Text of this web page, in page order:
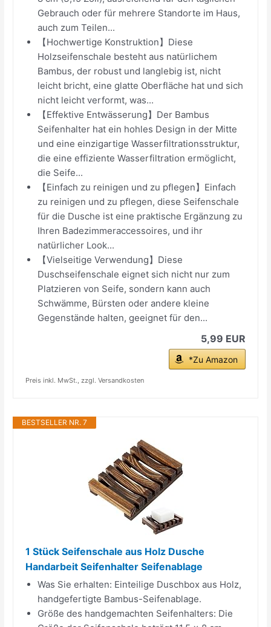
Gebrauch oder für mehrere Standorte im Haus,
auch zum Teilen...
【Hochwertige Konstruktion】Diese
Holzseifenschale besteht aus natürlichem
Bambus, der robust und langlebig ist, nicht
leicht bricht, eine glatte Oberfläche hat und sich
nicht leicht verformt, was...
【Effektive Entwässerung】Der Bambus
Seifenhalter hat ein hohles Design in der Mitte
und eine einzigartige Wasserfiltrationsstruktur,
die eine effiziente Wasserfiltration ermöglicht,
die Seife...
【Einfach zu reinigen und zu pflegen】Einfach
zu reinigen und zu pflegen, diese Seifenschale
für die Dusche ist eine praktische Ergänzung zu
Ihren Badezimmeraccessoires, und ihr
natürlicher Look...
【Vielseitige Verwendung】Diese
Duschseifenschale eignet sich nicht nur zum
Platzieren von Seife, sondern kann auch
Schwämme, Bürsten oder andere kleine
Gegenstände halten, geeignet für den...
5,99 EUR
*Zu Amazon
Preis inkl. MwSt., zzgl. Versandkosten
BESTSELLER NR. 7
1 Stück Seifenschale aus Holz Dusche
Handarbeit Seifenhalter Seifenablage
Was Sie erhalten: Einteilige Duschbox aus Holz,
handgefertigte Bambus-Seifenablage.
Größe des handgemachten Seifenhalters: Die